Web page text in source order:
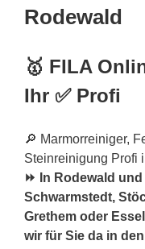
Rodewald
🥇 FILA
Ihr ✅ Profi
🔎 Marmorreiniger,
Steinreinigung Profi
⏩ In Rodewald
Schwarmstedt,
Grethem oder
wir für Sie da in